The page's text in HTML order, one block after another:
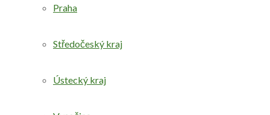
Praha
Středočeský kraj
Ústecký kraj